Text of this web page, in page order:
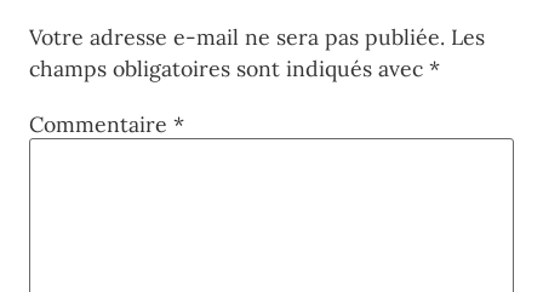
Votre adresse e-mail ne sera pas publiée. Les
champs obligatoires sont indiqués avec *
Commentaire *